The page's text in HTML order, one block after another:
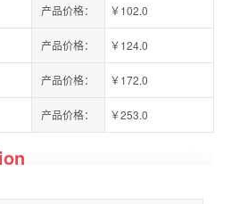
产品价格： ￥102.0
产品价格： ￥124.0
产品价格： ￥172.0
产品价格： ￥253.0